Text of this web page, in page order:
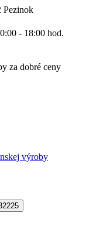
Pezinok
- 18:00 hod.
za dobré ceny